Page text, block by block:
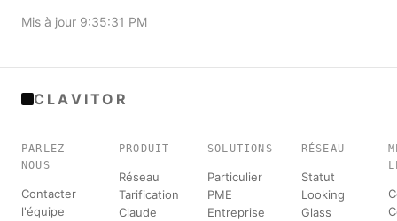
Mis à jour 9:35:31 PM
CLAVITOR
PARLEZ-
NOUS
Contacter
l'équipe
PRODUIT
Réseau
Tarification
Claude
SOLUTIONS
Particulier
PME
Entreprise
RÉSEAU
Statut
Looking
Glass